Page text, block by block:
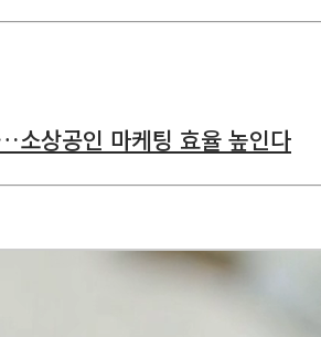
소상공인 마케팅 효율 높인다